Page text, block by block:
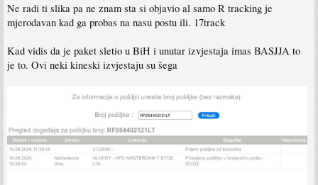
Ne radi ti slika pa ne znam sta si objavio al samo R tracking je
mjerodavan kad ga probas na nasu postu ili. 17track
Kad vidis da je paket sletio u BiH i unutar izvjestaja imas BASJJA to
je to. Ovi neki kineski izvjestaju su šega